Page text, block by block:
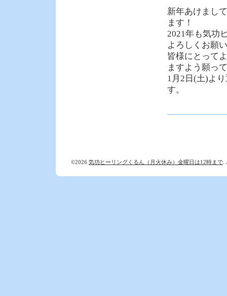
新年あけまし
ます！
2021年も気功
よろしくお願
皆様にとって
ますよう願っ
1月2日(土)よ
す。
©2026 気功ヒーリングくるん（月火休み）金曜日は12時まで